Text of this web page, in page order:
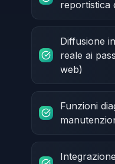
reportistica
Diffusione
reale ai
web)
Funzioni